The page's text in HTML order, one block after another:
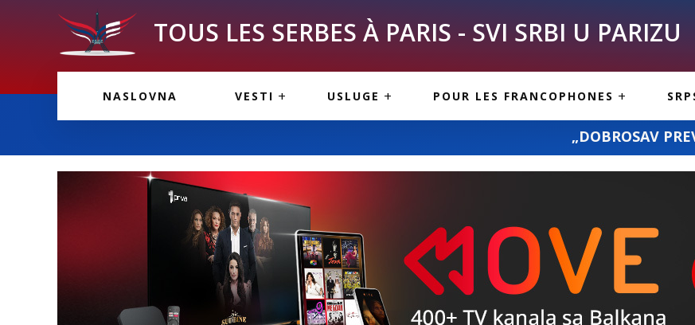
TOUS LES SERBES À PARIS - SVI SRBI U PARIZU
NASLOVNA VESTI USLUGE
INFORMACIJE
POUR LES FRANCOPHONES
PARIS
CUISINE SERBE
„DOBROSAV PREVOZ“: prevoz